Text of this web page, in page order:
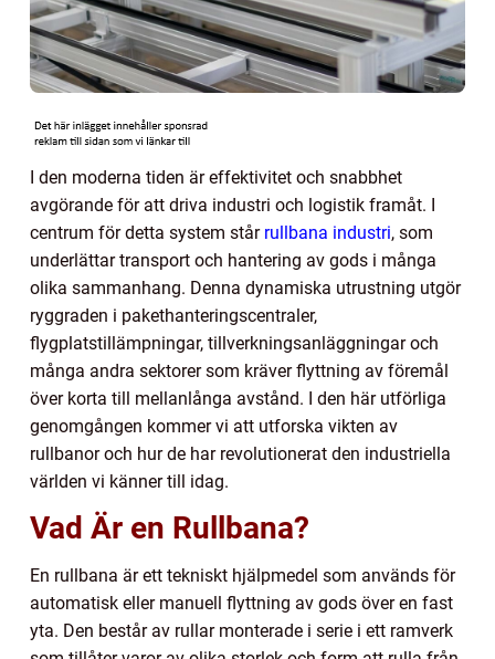
I den moderna tiden är effektivitet och snabbhet
avgörande för att driva industri och logistik framåt. I
centrum för detta system står rullbana industri, som
underlättar transport och hantering av gods i många
olika sammanhang. Denna dynamiska utrustning utgör
ryggraden i pakethanteringscentraler,
flygplatstillämpningar, tillverkningsanläggningar och
många andra sektorer som kräver flyttning av föremål
över korta till mellanlånga avstånd. I den här utförliga
genomgången kommer vi att utforska vikten av
rullbanor och hur de har revolutionerat den industriella
världen vi känner till idag.
Vad Är en Rullbana?
En rullbana är ett tekniskt hjälpmedel som används för
automatisk eller manuell flyttning av gods över en fast
yta. Den består av rullar monterade i serie i ett ramverk